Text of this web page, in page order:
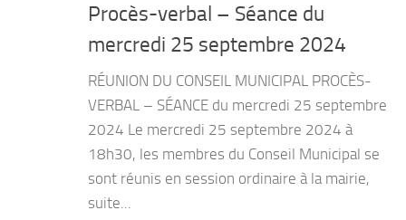
Procès-verbal – Séance du
mercredi 25 septembre 2024
RÉUNION DU CONSEIL MUNICIPAL PROCÈS-
VERBAL – SÉANCE du mercredi 25 septembre
2024 Le mercredi 25 septembre 2024 à
18h30, les membres du Conseil Municipal se
sont réunis en session ordinaire à la mairie,
suite...